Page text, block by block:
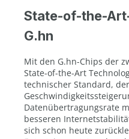
State-of-the-
G.hn
Mit den G.hn-Chips der
State-of-the-Art
technischer Standard,
Datenübertragungsrate
besseren
sich schon heute